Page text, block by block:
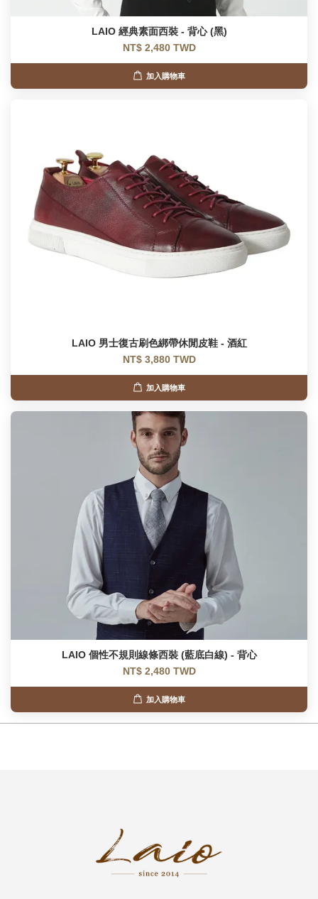
LAIO 經典素面西裝 - 背心 (黑)
NT$ 2,480 TWD
加入購物車
LAIO 男士復古刷色綁帶休閒皮鞋 - 酒紅
NT$ 3,880 TWD
加入購物車
LAIO 個性不規則線條西裝 (藍底白線) - 背心
NT$ 2,480 TWD
加入購物車